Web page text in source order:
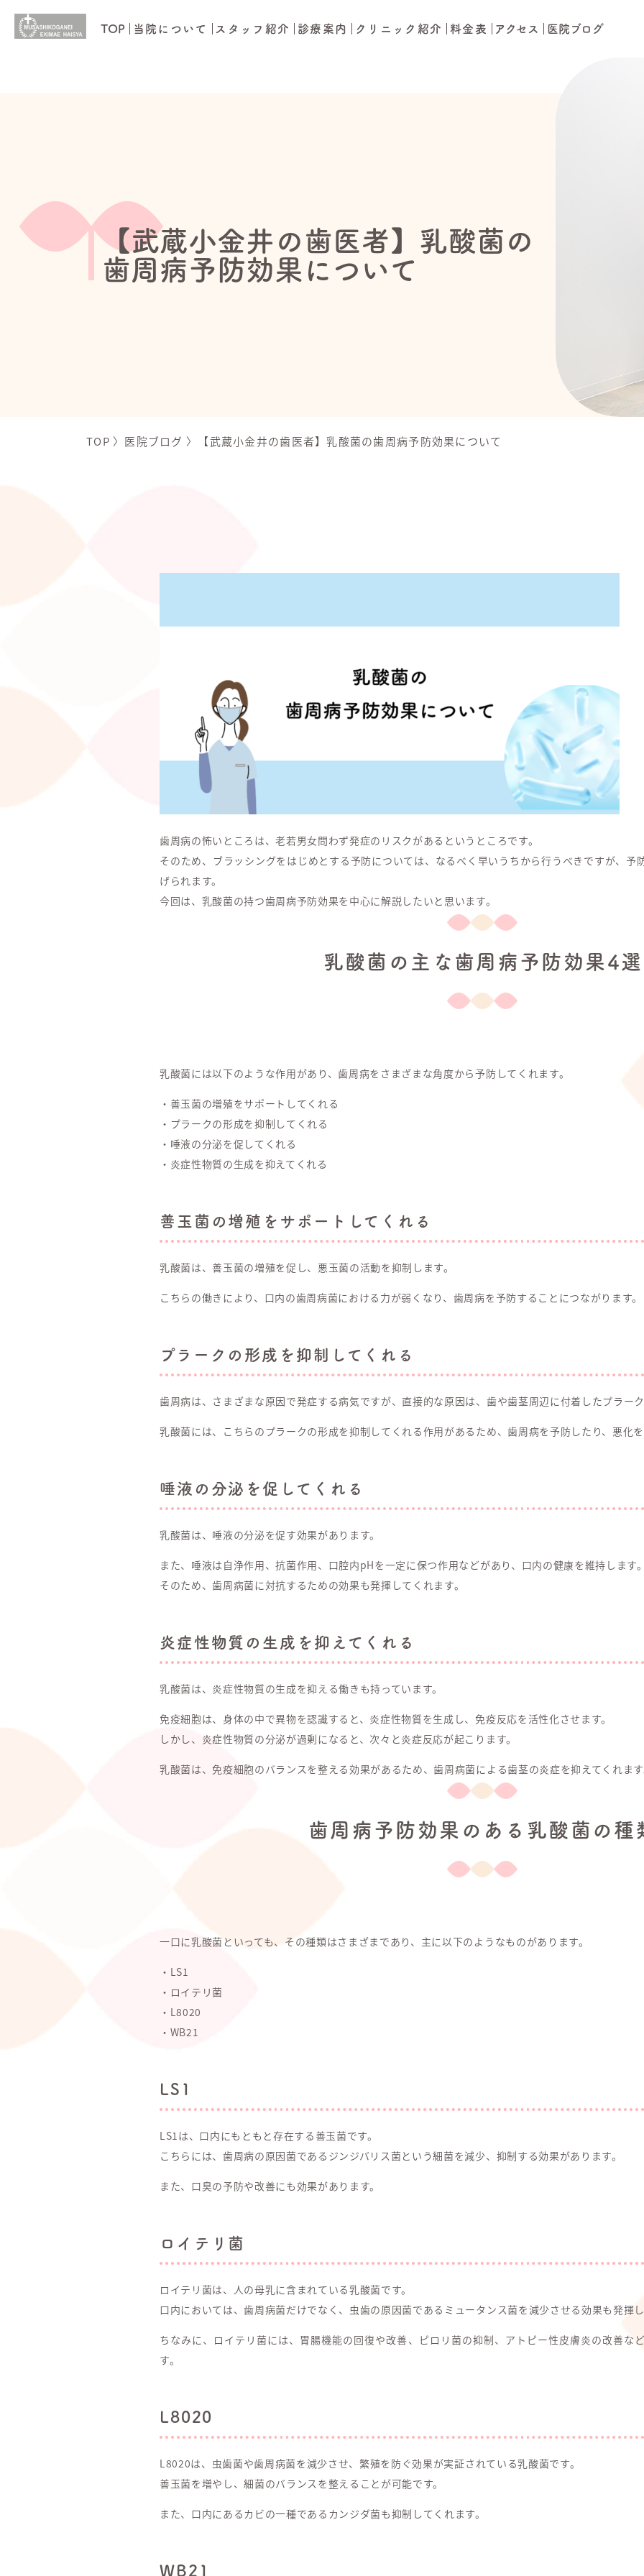
TOP 当院について スタッフ紹介 診療案内 クリニック紹介 料金表 アクセス 医院ブログ
【武蔵小金井の歯医者】乳酸菌の
歯周病予防効果について
TOP 〉 医院ブログ 〉 【武蔵小金井の歯医者】乳酸菌の歯周病予防効果について
歯周病の怖いところは、老若男女問わず発症のリスクがあるというところです。
そのため、ブラッシングをはじめとする予防については、なるべく早いうちから行うべきですが、予
げられます。
今回は、乳酸菌の持つ歯周病予防効果を中心に解説したいと思います。
乳酸菌の主な歯周病予防効果4選
乳酸菌には以下のような作用があり、歯周病をさまざまな角度から予防してくれます。
・善玉菌の増殖をサポートしてくれる
・プラークの形成を抑制してくれる
・唾液の分泌を促してくれる
・炎症性物質の生成を抑えてくれる
善玉菌の増殖をサポートしてくれる
乳酸菌は、善玉菌の増殖を促し、悪玉菌の活動を抑制します。
こちらの働きにより、口内の歯周病菌における力が弱くなり、歯周病を予防することにつながります。
プラークの形成を抑制してくれる
歯周病は、さまざまな原因で発症する病気ですが、直接的な原因は、歯や歯茎周辺に付着したプラー
乳酸菌には、こちらのプラークの形成を抑制してくれる作用があるため、歯周病を予防したり、悪化
唾液の分泌を促してくれる
乳酸菌は、唾液の分泌を促す効果があります。
また、唾液は自浄作用、抗菌作用、口腔内pHを一定に保つ作用などがあり、口内の健康を維持します
そのため、歯周病菌に対抗するための効果も発揮してくれます。
炎症性物質の生成を抑えてくれる
乳酸菌は、炎症性物質の生成を抑える働きも持っています。
免疫細胞は、身体の中で異物を認識すると、炎症性物質を生成し、免疫反応を活性化させます。
しかし、炎症性物質の分泌が過剰になると、次々と炎症反応が起こります。
乳酸菌は、免疫細胞のバランスを整える効果があるため、歯周病菌による歯茎の炎症を抑えてくれま
歯周病予防効果のある乳酸菌の種
一口に乳酸菌といっても、その種類はさまざまであり、主に以下のようなものがあります。
・LS1
・ロイテリ菌
・L8020
・WB21
LS1
LS1は、口内にもともと存在する善玉菌です。
こちらには、歯周病の原因菌であるジンジバリス菌という細菌を減少、抑制する効果があります。
また、口臭の予防や改善にも効果があります。
ロイテリ菌
ロイテリ菌は、人の母乳に含まれている乳酸菌です。
口内においては、歯周病菌だけでなく、虫歯の原因菌であるミュータンス菌を減少させる効果も発揮
ちなみに、ロイテリ菌には、胃腸機能の回復や改善、ピロリ菌の抑制、アトピー性皮膚炎の改善な
す。
L8020
L8020は、虫歯菌や歯周病菌を減少させ、繁殖を防ぐ効果が実証されている乳酸菌です。
善玉菌を増やし、細菌のバランスを整えることが可能です。
また、口内にあるカビの一種であるカンジダ菌も抑制してくれます。
WB21